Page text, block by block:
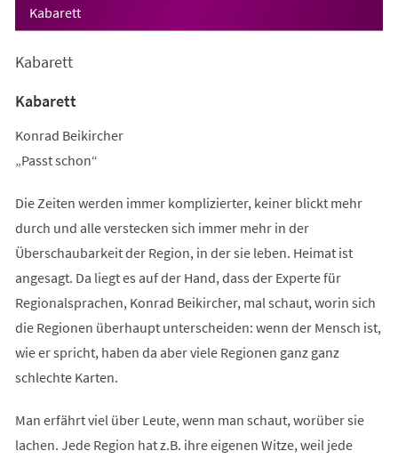
Kabarett
Kabarett
Kabarett
Konrad Beikircher
„Passt schon“
Die Zeiten werden immer komplizierter, keiner blickt mehr
durch und alle verstecken sich immer mehr in der
Überschaubarkeit der Region, in der sie leben. Heimat ist
angesagt. Da liegt es auf der Hand, dass der Experte für
Regionalsprachen, Konrad Beikircher, mal schaut, worin sich
die Regionen überhaupt unterscheiden: wenn der Mensch ist,
wie er spricht, haben da aber viele Regionen ganz ganz
schlechte Karten.
Man erfährt viel über Leute, wenn man schaut, worüber sie
lachen. Jede Region hat z.B. ihre eigenen Witze, weil jede